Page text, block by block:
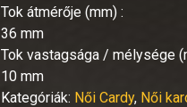
Tok átmérője (mm) :
36 mm
Tok vastagsága / mélysége
10 mm
Kategóriák: Női Cardy, Női